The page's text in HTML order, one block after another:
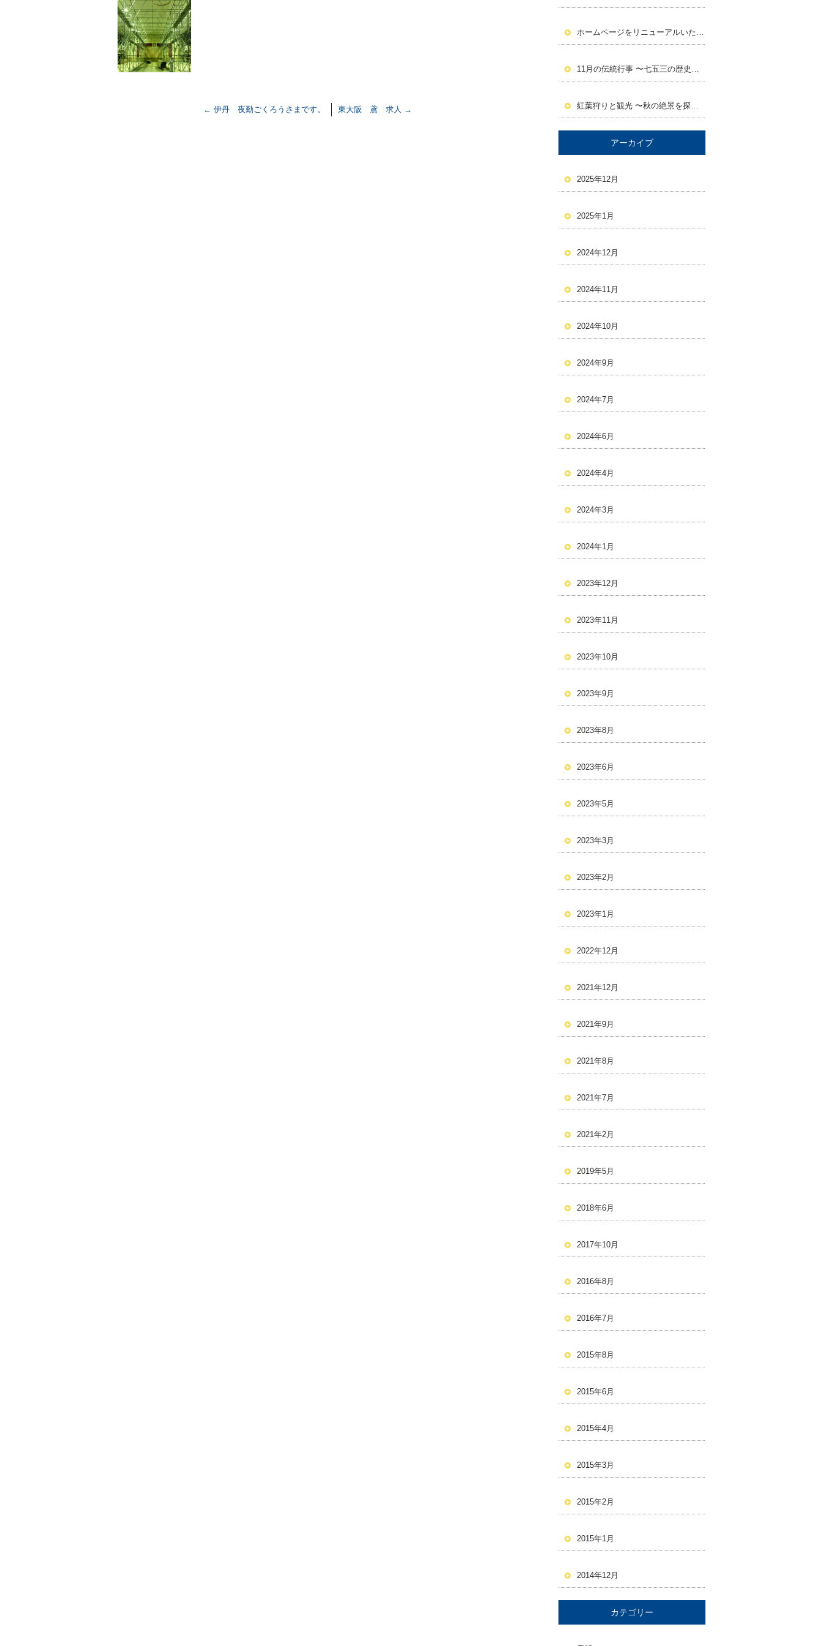
o
o
k
← 伊丹 夜勤ごくろうさまです。 東大阪 鳶 求人 →
ホームページをリニューアルいたしました。
11月の伝統行事 〜七五三の歴史と意義〜
紅葉狩りと観光 〜秋の絶景を探しに行こう！〜
アーカイブ
2025年12月
2025年1月
2024年12月
2024年11月
2024年10月
2024年9月
2024年7月
2024年6月
2024年4月
2024年3月
2024年1月
2023年12月
2023年11月
2023年10月
2023年9月
2023年8月
2023年6月
2023年5月
2023年3月
2023年2月
2023年1月
2022年12月
2021年12月
2021年9月
2021年8月
2021年7月
2021年2月
2019年5月
2018年6月
2017年10月
2016年8月
2016年7月
2015年8月
2015年6月
2015年4月
2015年3月
2015年2月
2015年1月
2014年12月
カテゴリー